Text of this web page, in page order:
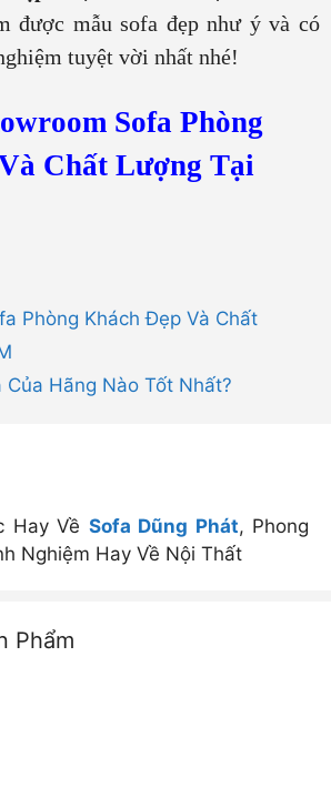
được mẫu sofa đẹp như ý và có
tuyệt vời nhất nhé!
Sofa Phòng
Chất Lượng Tại
Phòng Khách Đẹp Và Chất
Của Hãng Nào Tốt Nhất?
Hay Về Sofa Dũng Phát, Phong
Nghiệm Hay Về Nội Thất
Phẩm